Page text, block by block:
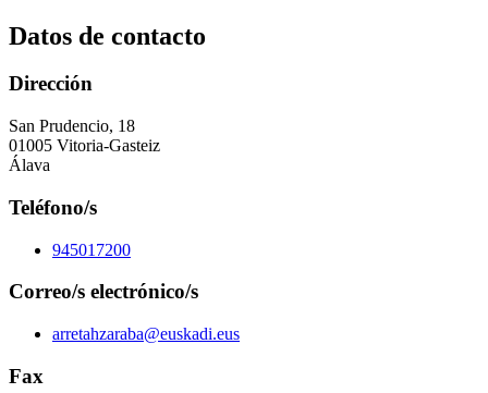
Datos de contacto
Dirección
San Prudencio, 18
01005 Vitoria-Gasteiz
Álava
Teléfono/s
945017200
Correo/s electrónico/s
arretahzaraba@euskadi.eus
Fax